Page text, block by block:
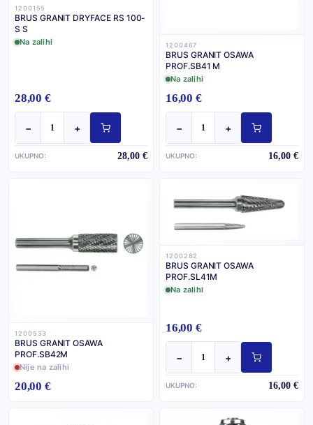
1200155
BRUS GRANIT DRYFACE RS 100-
S S
Na zalihi
28,00 €
− +
UKUPNO: 28,00 €
1200467
BRUS GRANIT OSAWA
PROF.SB41 M
Na zalihi
16,00 €
− +
UKUPNO: 16,00 €
1200533
BRUS GRANIT OSAWA
PROF.SB42M
Nije na zalihi
20,00 €
1200282
BRUS GRANIT OSAWA
PROF.SL41M
Na zalihi
16,00 €
− +
UKUPNO: 16,00 €